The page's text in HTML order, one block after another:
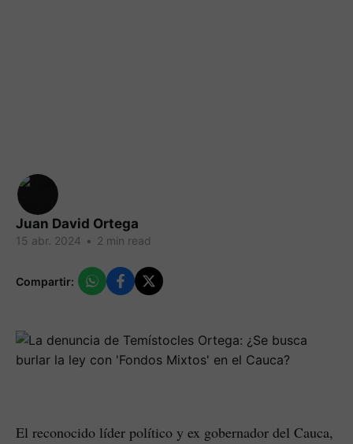
Juan David Ortega
15 abr. 2024 • 2 min read
Compartir:
El reconocido líder político y ex gobernador del Cauca,